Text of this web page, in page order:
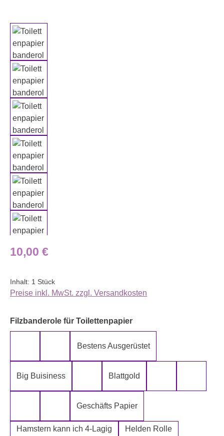
Regulärer Preis:
10,00 €
Inhalt: 1 Stück
Preise inkl. MwSt. zzgl. Versandkosten
Filzbanderole für Toilettenpapierauswählen
5-Lagig ich kann´s mir leisten
Alter spielt keine Rolle
Bestens Ausgerüstet
Big Buisiness
Bitte bleiben sie während der
Blattgold
Fugen Reiniger
Fürn Arsch
Geschäfts Papier
Hamstern kann ich 4-Lagig Helden Rolle